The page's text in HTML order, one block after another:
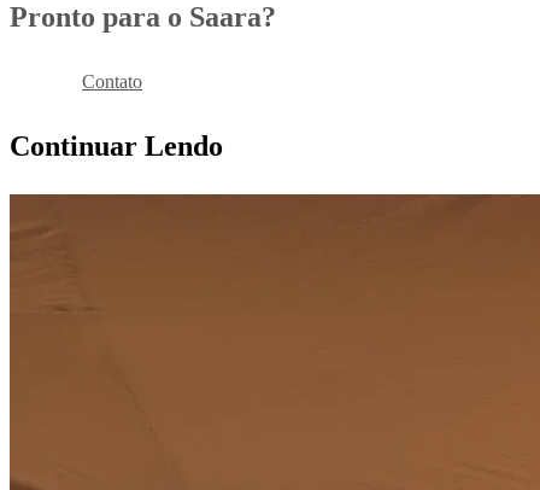
Pronto para o Saara?
Contato
Continuar Lendo